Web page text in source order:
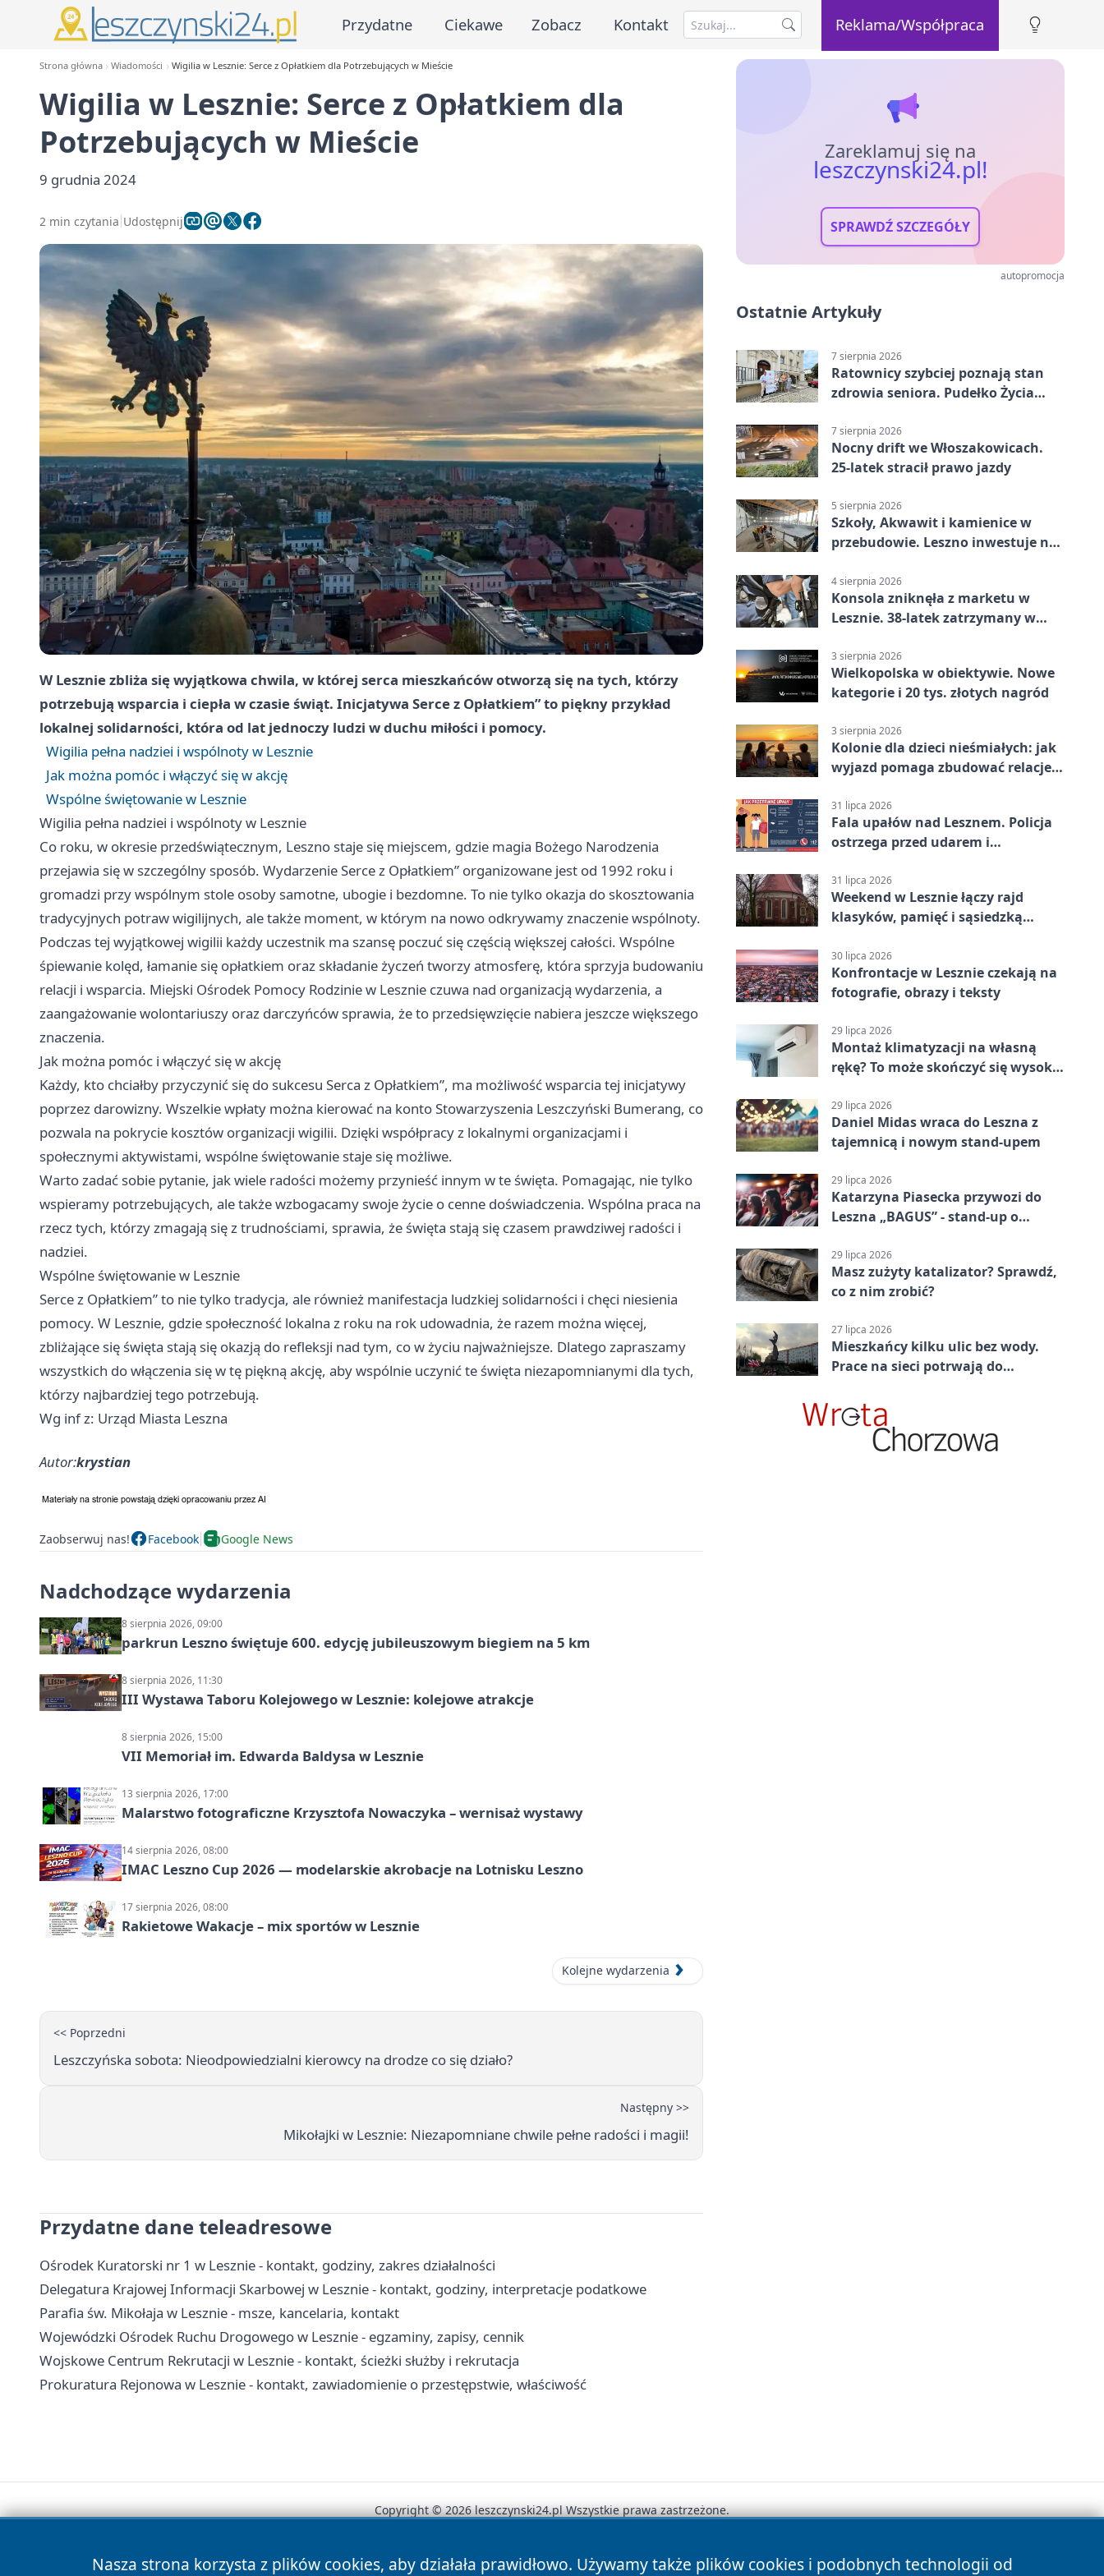
Przydatne Ciekawe Zobacz Kontakt Reklama/Współpraca
Strona główna Wiadomości Wigilia w Lesznie: Serce z Opłatkiem dla Potrzebujących w Mieście
Wigilia w Lesznie: Serce z Opłatkiem dla
Potrzebujących w Mieście
9 grudnia 2024
2 min czytania Udostępnij
W Lesznie zbliża się wyjątkowa chwila, w której serca mieszkańców otworzą się na tych, którzy
potrzebują wsparcia i ciepła w czasie świąt. Inicjatywa Serce z Opłatkiem” to piękny przykład
lokalnej solidarności, która od lat jednoczy ludzi w duchu miłości i pomocy.
Wigilia pełna nadziei i wspólnoty w Lesznie
Jak można pomóc i włączyć się w akcję
Wspólne świętowanie w Lesznie
Wigilia pełna nadziei i wspólnoty w Lesznie
Co roku, w okresie przedświątecznym, Leszno staje się miejscem, gdzie magia Bożego Narodzenia
przejawia się w szczególny sposób. Wydarzenie Serce z Opłatkiem” organizowane jest od 1992 roku i
gromadzi przy wspólnym stole osoby samotne, ubogie i bezdomne. To nie tylko okazja do skosztowania
tradycyjnych potraw wigilijnych, ale także moment, w którym na nowo odkrywamy znaczenie wspólnoty.
Podczas tej wyjątkowej wigilii każdy uczestnik ma szansę poczuć się częścią większej całości. Wspólne
śpiewanie kolęd, łamanie się opłatkiem oraz składanie życzeń tworzy atmosferę, która sprzyja budowaniu
relacji i wsparcia. Miejski Ośrodek Pomocy Rodzinie w Lesznie czuwa nad organizacją wydarzenia, a
zaangażowanie wolontariuszy oraz darczyńców sprawia, że to przedsięwzięcie nabiera jeszcze większego
znaczenia.
Jak można pomóc i włączyć się w akcję
Każdy, kto chciałby przyczynić się do sukcesu Serca z Opłatkiem”, ma możliwość wsparcia tej inicjatywy
poprzez darowizny. Wszelkie wpłaty można kierować na konto Stowarzyszenia Leszczyński Bumerang, co
pozwala na pokrycie kosztów organizacji wigilii. Dzięki współpracy z lokalnymi organizacjami i
społecznymi aktywistami, wspólne świętowanie staje się możliwe.
Warto zadać sobie pytanie, jak wiele radości możemy przynieść innym w te święta. Pomagając, nie tylko
wspieramy potrzebujących, ale także wzbogacamy swoje życie o cenne doświadczenia. Wspólna praca na
rzecz tych, którzy zmagają się z trudnościami, sprawia, że święta stają się czasem prawdziwej radości i
nadziei.
Wspólne świętowanie w Lesznie
Serce z Opłatkiem” to nie tylko tradycja, ale również manifestacja ludzkiej solidarności i chęci niesienia
pomocy. W Lesznie, gdzie społeczność lokalna z roku na rok udowadnia, że razem można więcej,
zbliżające się święta stają się okazją do refleksji nad tym, co w życiu najważniejsze. Dlatego zapraszamy
wszystkich do włączenia się w tę piękną akcję, aby wspólnie uczynić te święta niezapomnianymi dla tych,
którzy najbardziej tego potrzebują.
Wg inf z: Urząd Miasta Leszna
Autor:krystian
Zaobserwuj nas! Facebook Google News
Nadchodzące wydarzenia
8 sierpnia 2026, 09:00
parkrun Leszno świętuje 600. edycję jubileuszowym biegiem na 5 km
8 sierpnia 2026, 11:30
III Wystawa Taboru Kolejowego w Lesznie: kolejowe atrakcje
8 sierpnia 2026, 15:00
VII Memoriał im. Edwarda Baldysa w Lesznie
13 sierpnia 2026, 17:00
Malarstwo fotograficzne Krzysztofa Nowaczyka – wernisaż wystawy
14 sierpnia 2026, 08:00
IMAC Leszno Cup 2026 — modelarskie akrobacje na Lotnisku Leszno
17 sierpnia 2026, 08:00
Rakietowe Wakacje – mix sportów w Lesznie
Kolejne wydarzenia
<< Poprzedni
Leszczyńska sobota: Nieodpowiedzialni kierowcy na drodze co się działo?
Następny >>
Mikołajki w Lesznie: Niezapomniane chwile pełne radości i magii!
Przydatne dane teleadresowe
Ośrodek Kuratorski nr 1 w Lesznie - kontakt, godziny, zakres działalności
Delegatura Krajowej Informacji Skarbowej w Lesznie - kontakt, godziny, interpretacje podatkowe
Parafia św. Mikołaja w Lesznie - msze, kancelaria, kontakt
Wojewódzki Ośrodek Ruchu Drogowego w Lesznie - egzaminy, zapisy, cennik
Wojskowe Centrum Rekrutacji w Lesznie - kontakt, ścieżki służby i rekrutacja
Prokuratura Rejonowa w Lesznie - kontakt, zawiadomienie o przestępstwie, właściwość
Zareklamuj się na
leszczynski24.pl!
SPRAWDŹ SZCZEGÓŁY
autopromocja
Ostatnie Artykuły
7 sierpnia 2026
Ratownicy szybciej poznają stan
zdrowia seniora. Pudełko Życia
7 sierpnia 2026
Nocny drift we Włoszakowicach.
25-latek stracił prawo jazdy
5 sierpnia 2026
Szkoły, Akwawit i kamienice w
przebudowie. Leszno inwestuje na
4 sierpnia 2026
Konsola zniknęła z marketu w
Lesznie. 38-latek zatrzymany w
3 sierpnia 2026
Wielkopolska w obiektywie. Nowe
kategorie i 20 tys. złotych nagród
3 sierpnia 2026
Kolonie dla dzieci nieśmiałych: jak
wyjazd pomaga zbudować relacje z
31 lipca 2026
Fala upałów nad Lesznem. Policja
ostrzega przed udarem i
31 lipca 2026
Weekend w Lesznie łączy rajd
klasyków, pamięć i sąsiedzką
30 lipca 2026
Konfrontacje w Lesznie czekają na
fotografie, obrazy i teksty
29 lipca 2026
Montaż klimatyzacji na własną
rękę? To może skończyć się wysoką
29 lipca 2026
Daniel Midas wraca do Leszna z
tajemnicą i nowym stand-upem
29 lipca 2026
Katarzyna Piasecka przywozi do
Leszna „BAGUS” - stand-up o
29 lipca 2026
Masz zużyty katalizator? Sprawdź,
co z nim zrobić?
27 lipca 2026
Mieszkańcy kilku ulic bez wody.
Prace na sieci potrwają do
Nasza strona korzysta z plików cookies, aby działała prawidłowo. Używamy także plików cookies i podobnych technologii od
Copyright © 2026 leszczynski24.pl Wszystkie prawa zastrzeżone.
News Autorzy Polityka Prywatności Polityka Cookies